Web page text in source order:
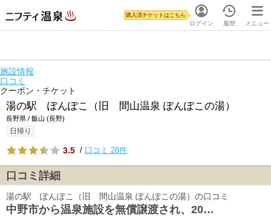
ログイン
購入済チケットはこちら
履歴 メニュー
施設情報
口コミ
クーポン・チケット
湯の駅 ぽんぽこ（旧 間山温泉 ぽんぽこの湯）
長野県 / 飯山 (長野)
日帰り
3.5 / 口コミ 28件
口コミ詳細
湯の駅 ぽんぽこ（旧 間山温泉 ぽんぽこの湯）の口コミ
中野市から温泉施設を無償譲渡され、20…